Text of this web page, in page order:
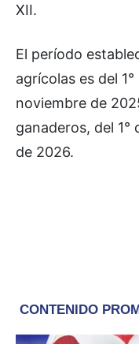
XII.
El período
agrícolas es del
noviembre de
ganaderos, del 1°
de 2026.